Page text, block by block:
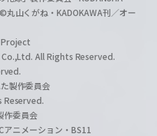
山くがね・KADOKAWA刊／オー
Project
All Rights Reserved.
製作委員会
Reserved.
作委員会
ニメーション・BS11